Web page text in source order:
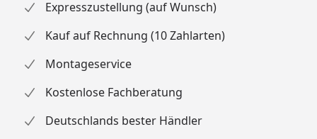
208 x 150 cm (Merseburg 3)
238 x 210 cm (Merseburg 5)
Innenmaß
205 x 148 cm (Merseburg 3)
205 x 208 cm (Merseburg 4)
Expresszustellung (auf Wunsch)
Kauf auf Rechnung (10 Zahlarten)
Montageservice
Kostenlose Fachberatung
Deutschlands bester Händler